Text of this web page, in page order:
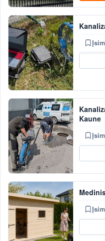
Kaune